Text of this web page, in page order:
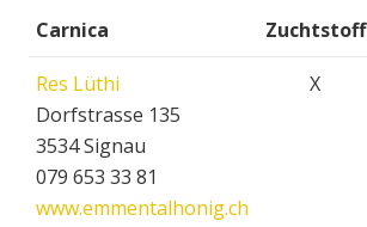
Carnica Zuchtstoff
Res Lüthi
Dorfstrasse 135
3534 Signau
079 653 33 81
www.emmentalhonig.ch
X